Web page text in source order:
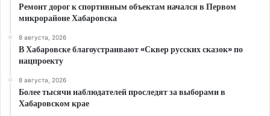
Ремонт дорог к спортивным объектам начался в Первом
микрорайоне Хабаровска
8 августа, 2026
В Хабаровске благоустраивают «Сквер русских сказок» по
нацпроекту
8 августа, 2026
Более тысячи наблюдателей проследят за выборами в
Хабаровском крае